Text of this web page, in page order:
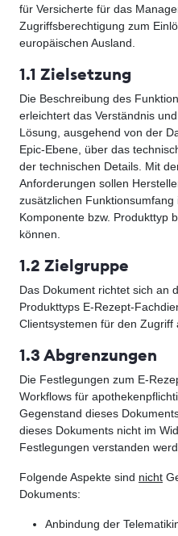
für Versicherte für das
Zugriffsberechtigung zum
europäischen Ausland.
1.1 Zielsetzung
Die Beschreibung des
erleichtert das Verständnis
Lösung, ausgehend von der
Epic-Ebene, über das
der technischen Details. Mit
Anforderungen sollen
zusätzlichen
Komponente bzw. Produkttyp
können.
1.2 Zielgruppe
Das Dokument richtet sich an
Produkttyps E-Rezept-
Clientsystemen für den
1.3 Abgrenzungen
Die Festlegungen zum E-
Workflows für
Gegenstand dieses
dieses Dokuments nicht im
Festlegungen verstanden
Folgende Aspekte sind nicht
Dokuments:
Anbindung der